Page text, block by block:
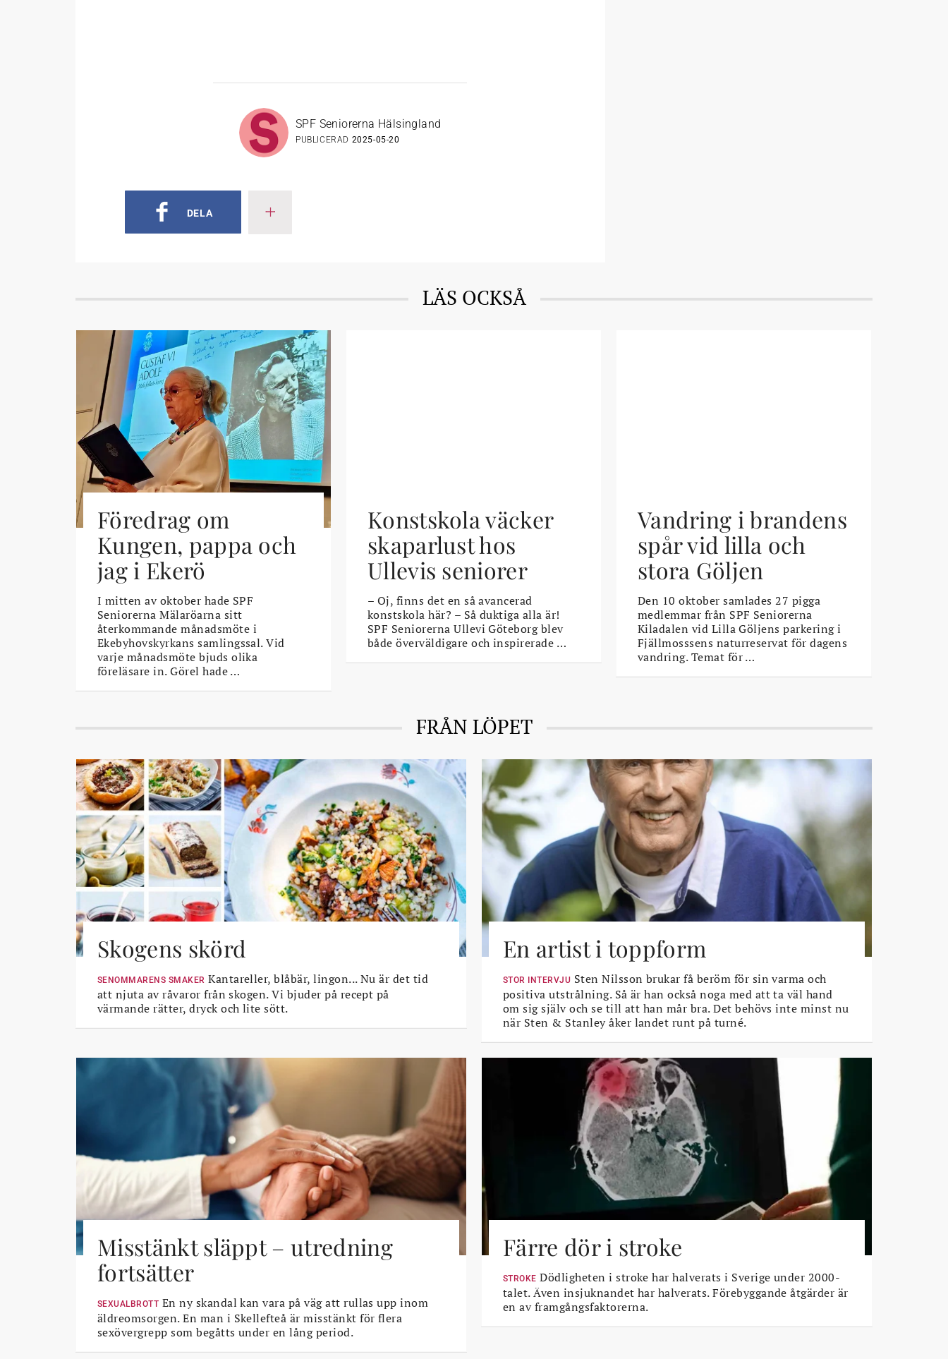
SPF Seniorerna Hälsingland
PUBLICERAD 2025-05-20
DELA
LÄS OCKSÅ
Föredrag om
Kungen, pappa och
jag i Ekerö
I mitten av oktober hade SPF
Seniorerna Mälaröarna sitt
återkommande månadsmöte i
Ekebyhovskyrkans samlingssal. Vid
varje månadsmöte bjuds olika
föreläsare in. Görel hade …
Konstskola väcker
skaparlust hos
Ullevis seniorer
– Oj, finns det en så avancerad
konstskola här? – Så duktiga alla är!
SPF Seniorerna Ullevi Göteborg blev
både överväldigare och inspirerade …
Vandring i brandens
spår vid lilla och
stora Göljen
Den 10 oktober samlades 27 pigga
medlemmar från SPF Seniorerna
Kiladalen vid Lilla Göljens parkering i
Fjällmosssens naturreservat för dagens
vandring. Temat för …
FRÅN LÖPET
Skogens skörd
SENOMMARENS SMAKER Kantareller, blåbär, lingon... Nu är det tid
att njuta av råvaror från skogen. Vi bjuder på recept på
värmande rätter, dryck och lite sött.
En artist i toppform
STOR INTERVJU Sten Nilsson brukar få beröm för sin varma och
positiva utstrålning. Så är han också noga med att ta väl hand
om sig själv och se till att han mår bra. Det behövs inte minst nu
när Sten & Stanley åker landet runt på turné.
Misstänkt släppt – utredning
fortsätter
SEXUALBROTT En ny skandal kan vara på väg att rullas upp inom
äldreomsorgen. En man i Skellefteå är misstänkt för flera
sexövergrepp som begåtts under en lång period.
Färre dör i stroke
STROKE Dödligheten i stroke har halverats i Sverige under 2000-
talet. Även insjuknandet har halverats. Förebyggande åtgärder är
en av framgångsfaktorerna.